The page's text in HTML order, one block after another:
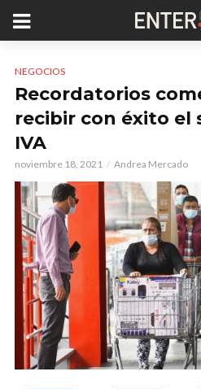
NEGOCIOS
Recordatorios
recibir con éxito el
IVA
noviembre 18, 2021 Andrea Mercado